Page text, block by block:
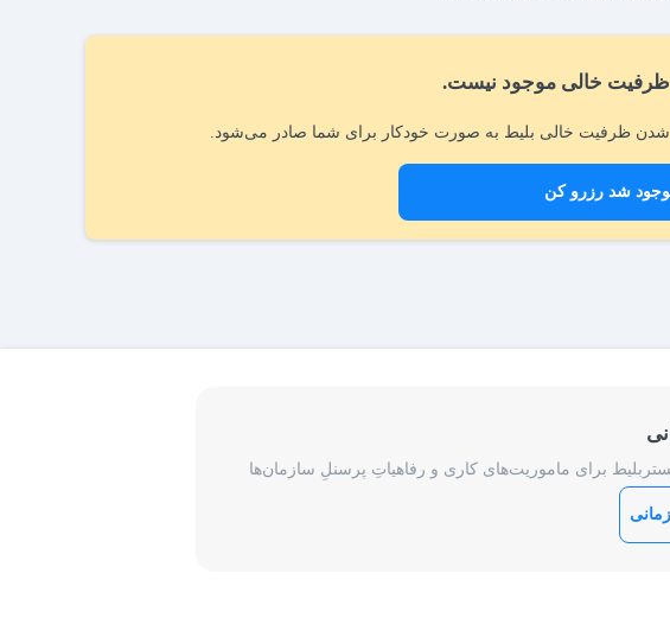
خالی موجود نیست.
ظرفیت خالی بلیط به صورت خودکار برای شما صادر می‌شود.
شد رزرو کن
برای ماموریت‌های کاری و رفاهیاتِ پرسنلِ سازمان‌ها